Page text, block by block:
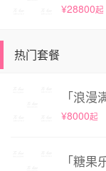
¥28800起
热门套餐
「浪
¥8000起
「糖